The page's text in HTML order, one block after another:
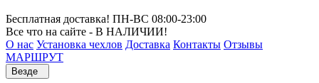
Бесплатная доставка! ПН-ВС 08:00-23:00
Все что на сайте - В НАЛИЧИИ!
О нас Установка чехлов Доставка Контакты Отзывы
МАРШРУТ
Везде